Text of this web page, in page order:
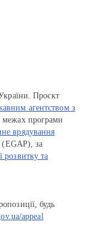
Проєкт
агентством з
межах програми
врядування
(EGAP), за
розвитку та
будь
appeal